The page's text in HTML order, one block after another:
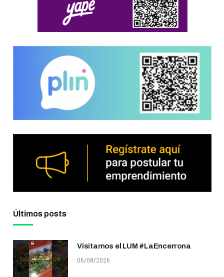
Últimos posts
Visitamos el LUM #LaEncerrona
06/08/2026